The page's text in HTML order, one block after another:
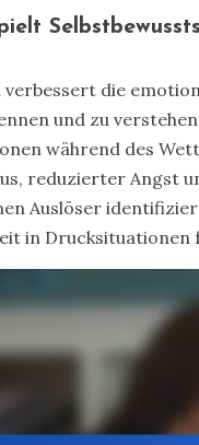
verbessert die
und zu
während des
reduzierter Angst
Auslöser
in